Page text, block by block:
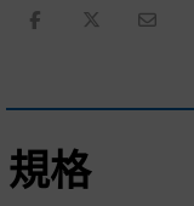
規格